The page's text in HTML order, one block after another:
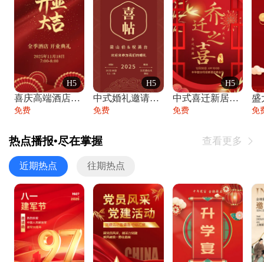
H5
喜庆高端酒店开业大吉邀请函
免费
H5
中式婚礼邀请函中国风传统复古婚礼请柬请帖
免费
H5
中式喜迁新居乔迁之喜邀请函宴会请帖
免费 免
热点播报•尽在掌握 查看更多 
近期热点 往期热点